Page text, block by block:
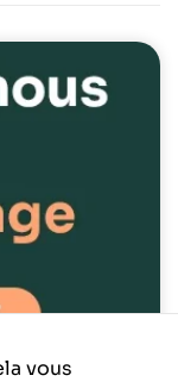
vous